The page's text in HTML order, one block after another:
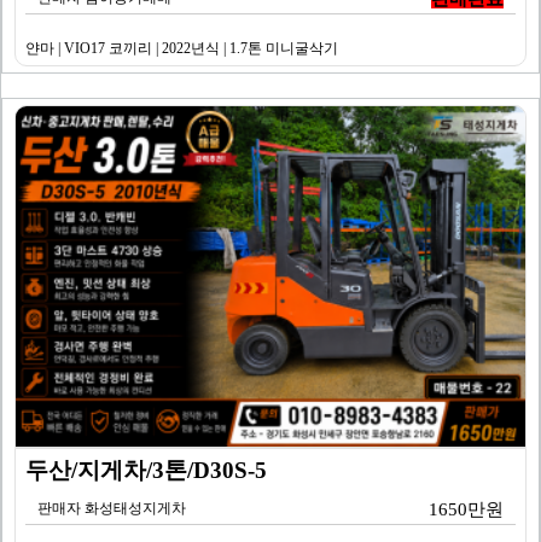
얀마 | VIO17 코끼리 | 2022년식 | 1.7톤 미니굴삭기
두산/지게차/3톤/D30S-5
판매자 화성태성지게차 1650만원